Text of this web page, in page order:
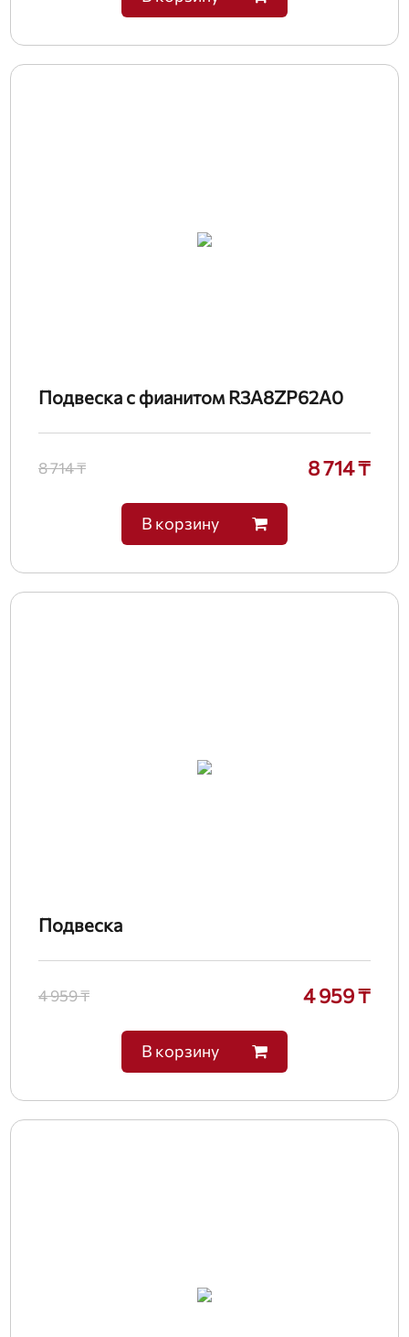
Подвеска с фианитом R3A8ZP62A0
8 714 ₸ 8 714 ₸
В корзину
Подвеска
4 959 ₸ 4 959 ₸
В корзину